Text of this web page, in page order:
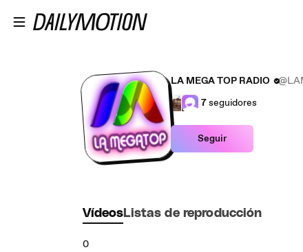
LA MEGA TOP RADIO
7seguidores
Seguir
Vídeos Listas de reproducción
0